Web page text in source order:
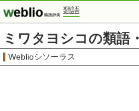
類語
ミワタヨシコの類語
Weblioシソーラス